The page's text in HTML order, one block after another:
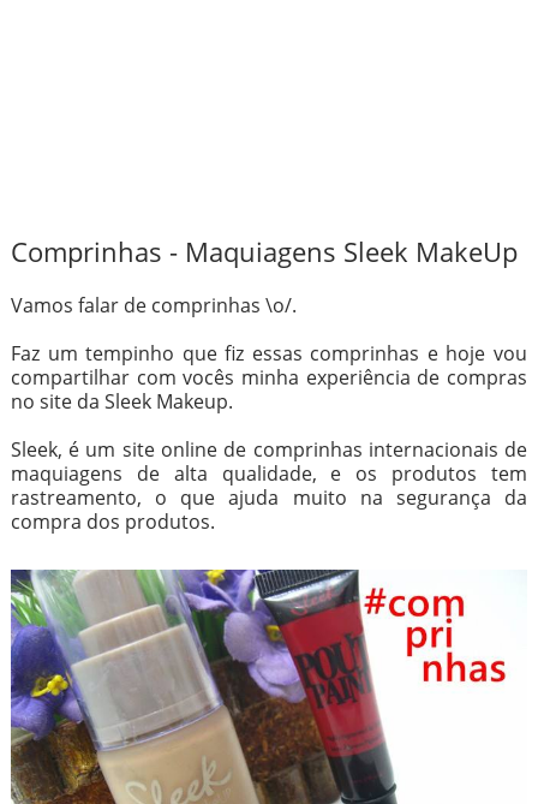
Comprinhas - Maquiagens Sleek MakeUp
Vamos falar de comprinhas \o/.
Faz um tempinho que fiz essas comprinhas e hoje vou
compartilhar com vocês minha experiência de compras
no site da Sleek Makeup.
Sleek, é um site online de comprinhas internacionais de
maquiagens de alta qualidade, e os produtos tem
rastreamento, o que ajuda muito na segurança da
compra dos produtos.